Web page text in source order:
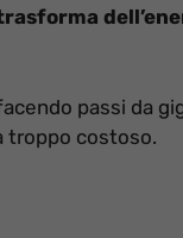
passi da
troppo costoso.